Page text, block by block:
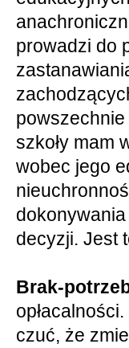
prowadzi do
szkoły mam
wobec jego
decyzji. Jest
Brak-
czuć, że